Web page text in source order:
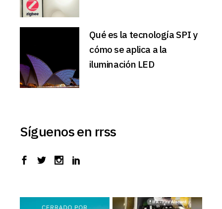
Qué es la tecnología SPI y
cómo se aplica a la
iluminación LED
Síguenos en rrss